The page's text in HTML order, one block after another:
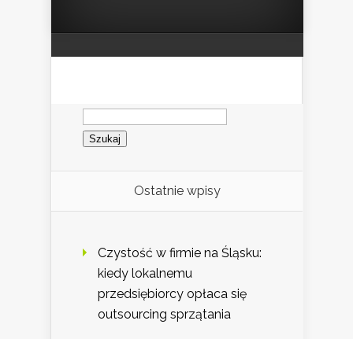
Szukaj:
Ostatnie wpisy
Czystość w firmie na Śląsku:
kiedy lokalnemu
przedsiębiorcy opłaca się
outsourcing sprzątania